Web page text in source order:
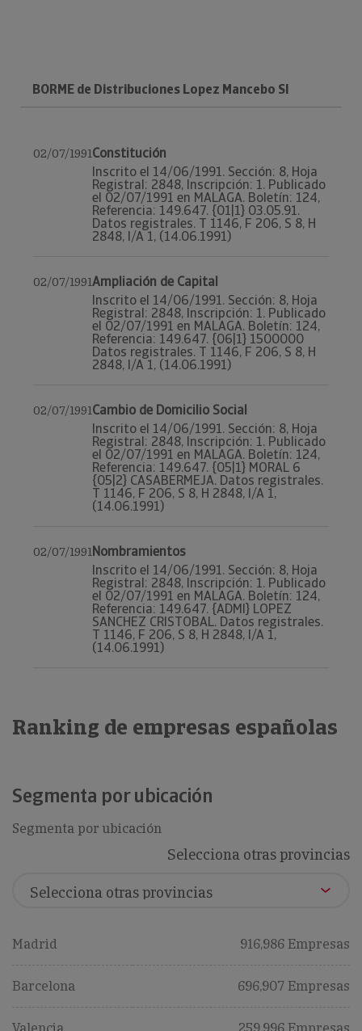
BORME de Distribuciones Lopez Mancebo Sl
02/07/1991Constitución
Inscrito el 14/06/1991. Sección: 8, Hoja
Registral: 2848, Inscripción: 1. Publicado
el 02/07/1991 en MALAGA. Boletín: 124,
Referencia: 149.647. {01|1} 03.05.91.
Datos registrales. T 1146, F 206, S 8, H
2848, I/A 1, (14.06.1991)
02/07/1991Ampliación de Capital
Inscrito el 14/06/1991. Sección: 8, Hoja
Registral: 2848, Inscripción: 1. Publicado
el 02/07/1991 en MALAGA. Boletín: 124,
Referencia: 149.647. {06|1} 1500000
Datos registrales. T 1146, F 206, S 8, H
2848, I/A 1, (14.06.1991)
02/07/1991Cambio de Domicilio Social
Inscrito el 14/06/1991. Sección: 8, Hoja
Registral: 2848, Inscripción: 1. Publicado
el 02/07/1991 en MALAGA. Boletín: 124,
Referencia: 149.647. {05|1} MORAL 6
{05|2} CASABERMEJA. Datos registrales.
T 1146, F 206, S 8, H 2848, I/A 1,
(14.06.1991)
02/07/1991Nombramientos
Inscrito el 14/06/1991. Sección: 8, Hoja
Registral: 2848, Inscripción: 1. Publicado
el 02/07/1991 en MALAGA. Boletín: 124,
Referencia: 149.647. {ADMI} LOPEZ
SANCHEZ CRISTOBAL. Datos registrales.
T 1146, F 206, S 8, H 2848, I/A 1,
(14.06.1991)
Ranking de empresas españolas
Segmenta por ubicación
Segmenta por ubicación
Selecciona otras provincias
Madrid 916,986 Empresas
Barcelona 696,907 Empresas